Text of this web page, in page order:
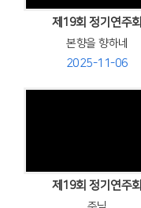
제19회 정기연주회
본향을 향하네
2025-11-06
제19회 정기연주회